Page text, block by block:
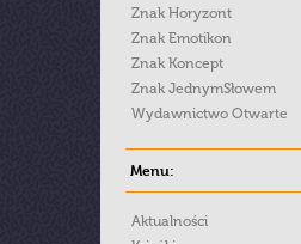
Znak Horyzont
Znak Emotikon
Znak Koncept
Znak JednymSłowem
Wydawnictwo Otwarte
Menu:
Aktualności